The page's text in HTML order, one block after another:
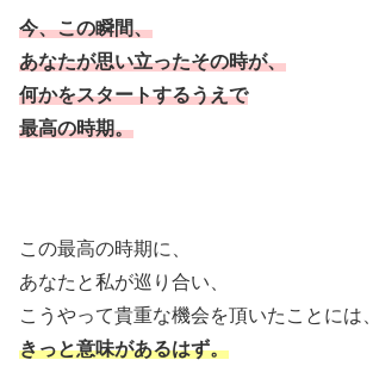
今、この瞬間、
あなたが思い立ったその時が、
何かをスタートするうえで
最高の時期。
この最高の時期に、
あなたと私が巡り合い、
こうやって貴重な機会を頂いたことには、
きっと意味があるはず。